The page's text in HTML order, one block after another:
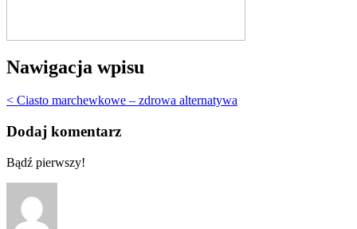
Nawigacja wpisu
< Ciasto marchewkowe – zdrowa alternatywa
Dodaj komentarz
Bądź pierwszy!